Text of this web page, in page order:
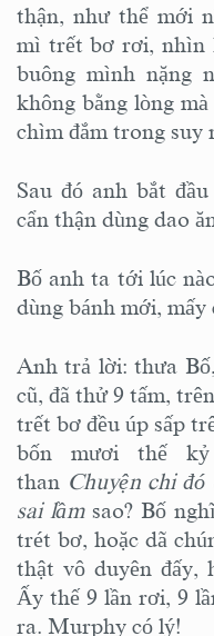
thận, như thể mới
mì trết bơ rơi, nhìn
buông mình nặng
không bằng lòng
chìm đắm trong suy
Sau đó anh bắt
cẩn thận dùng dao
Bố anh ta tới lúc
dùng bánh mới,
Anh trả lời: thưa
cũ, đã thử 9 tấm,
trết bơ đều úp sấp
bốn mươi thế
than Chuyện chi
sai lầmsao? Bố
trét bơ, hoặc dã
thật vô duyên đấy,
Ấy thế 9 lần rơi, 9
ra. Murphy có lý!